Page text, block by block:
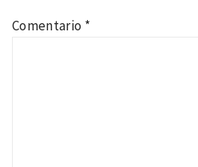
Comentario *